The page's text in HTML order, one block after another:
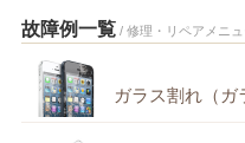
故障例一覧 / 修理・リペアメニュ
ガラス割れ（